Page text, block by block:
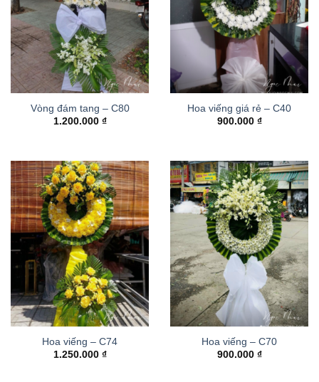
Vòng đám tang – C80
1.200.000 ₫
Hoa viếng giá rẻ – C40
900.000 ₫
Hoa viếng – C74
1.250.000 ₫
Hoa viếng – C70
900.000 ₫